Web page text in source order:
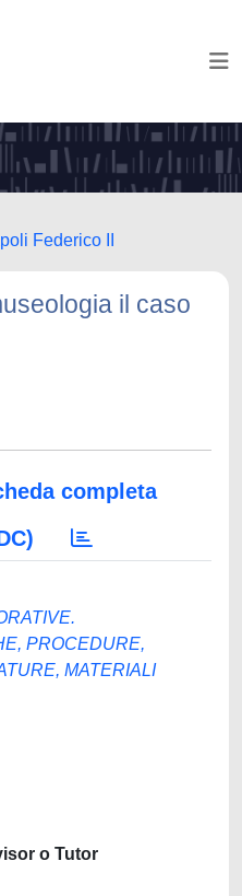
Federico II
il caso
completa
PROCEDURE,
MATERIALI
o Tutor